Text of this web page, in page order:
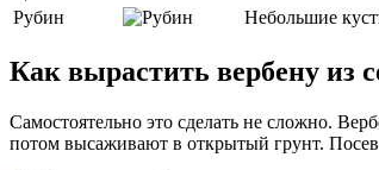
Рубин
Небольшие
Как вырастить вербену из
Самостоятельно это сделать не сложно.
потом высаживают в открытый грунт. Посев